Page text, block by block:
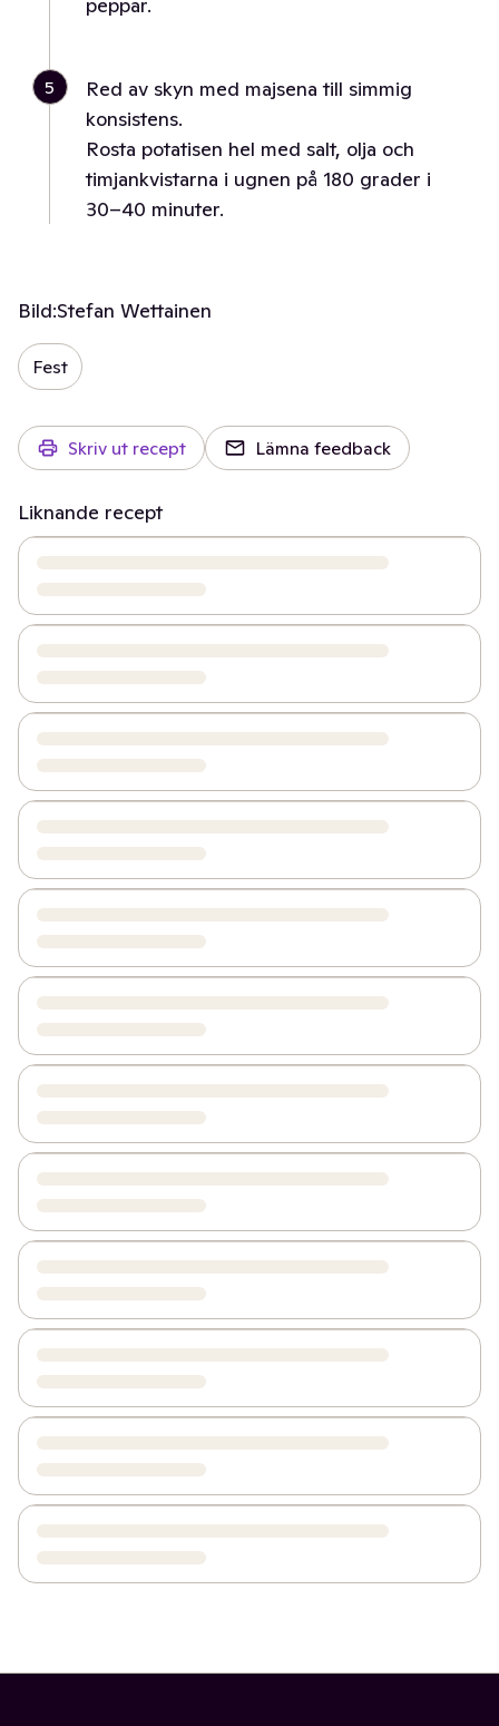
5
Red av skyn med majsena till simmig
konsistens.
Rosta potatisen hel med salt, olja och
timjankvistarna i ugnen på 180 grader i
30–40 minuter.
Bild:Stefan Wettainen
Fest
Skriv ut recept Lämna feedback
Liknande recept